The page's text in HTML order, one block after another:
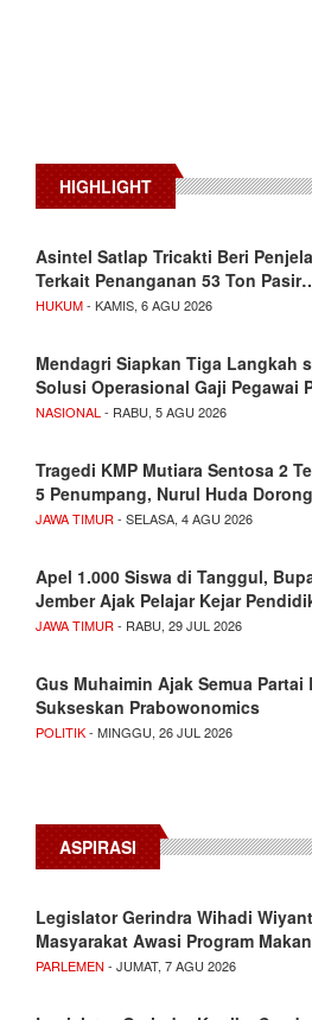
HIGHLIGHT
Asintel Satlap Tricakti Beri
Terkait Penanganan 53 Ton
HUKUM- KAMIS, 6 AGU 2026
Mendagri Siapkan Tiga Langkah
Solusi Operasional Gaji Pegawai
NASIONAL - RABU, 5 AGU 2026
Tragedi KMP Mutiara Sentosa 2
5 Penumpang, Nurul Huda
JAWA TIMUR - SELASA, 4 AGU 2026
Apel 1.000 Siswa di Tanggul,
Jember Ajak Pelajar Kejar
JAWA TIMUR - RABU, 29 JUL 2026
Gus Muhaimin Ajak Semua Partai
Sukseskan Prabowonomics
POLITIK- MINGGU, 26 JUL 2026
ASPIRASI
Legislator Gerindra Wihadi
Masyarakat Awasi Program
PARLEMEN - JUMAT, 7 AGU 2026